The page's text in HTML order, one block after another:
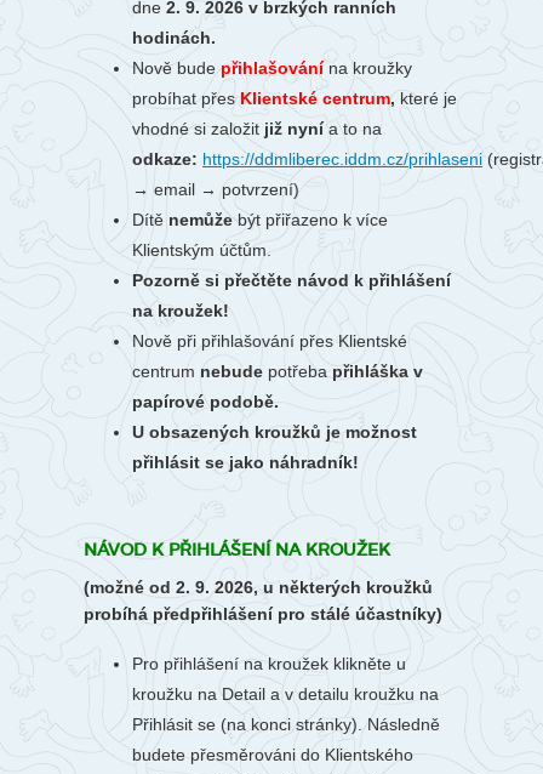
dne 2. 9. 2026 v brzkých ranních
hodinách.
Nově budepřihlašovánína kroužky
probíhat přes Klientské centrum, které je
vhodné si založit již nynía to na
odkaze: https://ddmliberec.iddm.cz/prihlaseni
→ email → potvrzení)
Dítě nemůžebýt přiřazeno k více
Klientským účtům.
Pozorně si přečtěte návod k přihlášení
na kroužek!
Nově při přihlašování přes Klientské
centrum nebude potřeba přihláška v
papírové podobě.
U obsazených kroužků je možnost
přihlásit se jako náhradník!
NÁVOD K PŘIHLÁŠENÍ NA KROUŽEK
(možné od 2. 9. 2026, u některých kroužků
probíhá předpřihlášení pro stálé účastníky)
Pro přihlášení na kroužek klikněte u
kroužku na Detail a v detailu kroužku na
Přihlásit se (na konci stránky). Následně
budete přesměrováni do Klientského